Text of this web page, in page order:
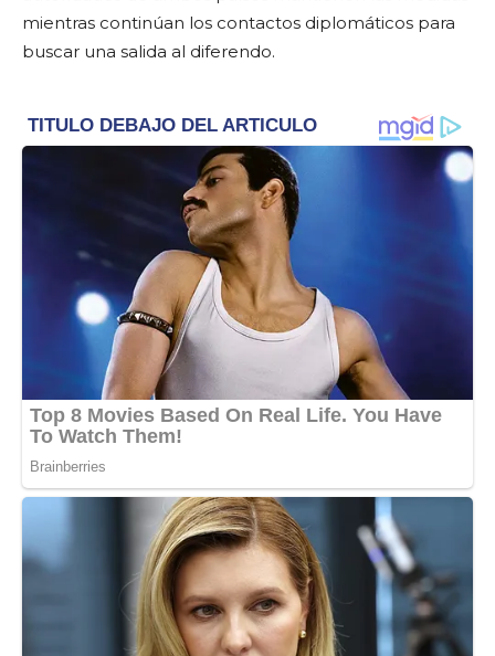
mientras continúan los contactos diplomáticos para
buscar una salida al diferendo.